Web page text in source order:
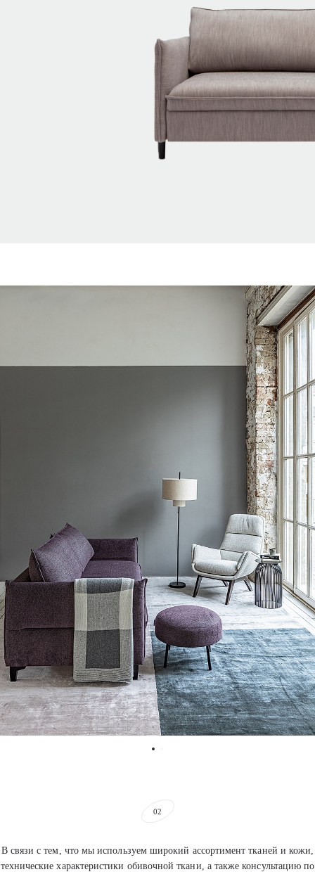
02
В связи с тем, что мы используем широкий ассортимент тканей и кожи,
технические характеристики обивочной ткани, а также консультацию по